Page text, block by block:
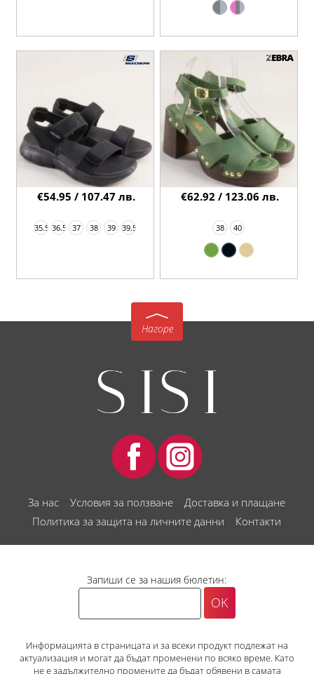
35.5 36.5 37 38 39 39.5
€54.95 / 107.47 лв.
38 40
€62.92 / 123.06 лв.
Нагоре
За нас Условия за ползване
Доставка и плащане
Политика за защита на личните данни
Контакти
Запиши се за нашия бюлетин:
Информацията в страницата и за всеки продукт подлежат на
актуализация и могат да бъдат променени по всяко време. Като
не е задължително промените да бъдат обявени в самата